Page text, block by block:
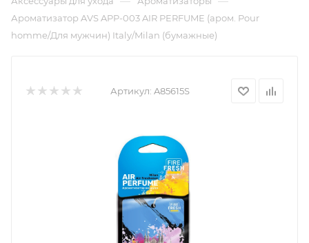
Ароматизатор AVS APP-003 AIR PERFUME (аром. Pour
homme/Для мужчин) Italy/Milan (бумажные)
Артикул: A85615S